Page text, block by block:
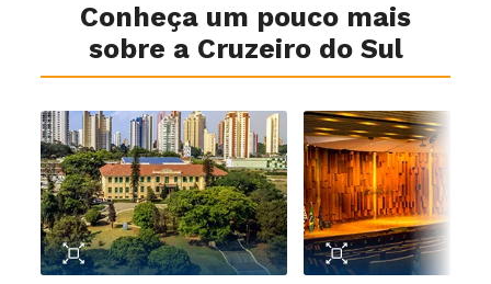
Conheça um pouco mais
sobre a Cruzeiro do Sul